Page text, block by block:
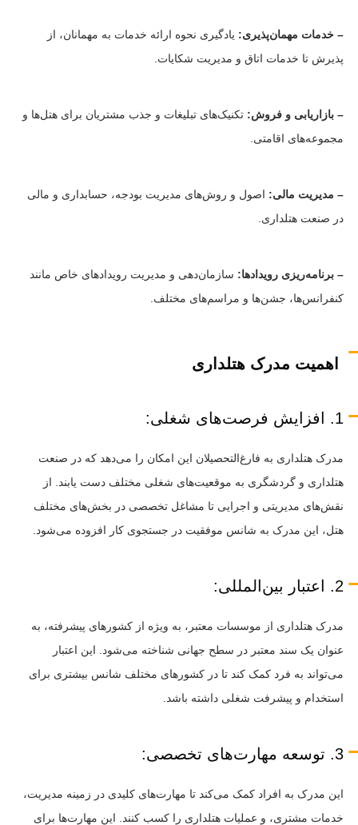
– خدمات مهمان‌پذیری: یادگیری نحوه ارائه خدمات به مهمانان، از
پذیرش تا خدمات اتاق و مدیریت شکایات.
– بازاریابی و فروش: تکنیک‌های تبلیغات و جذب مشتریان برای هتل‌ها و
مجموعه‌های اقامتی.
– مدیریت مالی: اصول و روش‌های مدیریت بودجه، حسابداری و مالی
در صنعت هتلداری.
– برنامه‌ریزی رویدادها: سازمان‌دهی و مدیریت رویدادهای خاص مانند
کنفرانس‌ها، جشن‌ها و مراسم‌های مختلف.
اهمیت مدرک هتلداری
1. افزایش فرصت‌های شغلی:
مدرک هتلداری به فارغ‌التحصیلان این امکان را می‌دهد که در صنعت
هتلداری و گردشگری به موقعیت‌های شغلی مختلف دست یابند. از
نقش‌های مدیریتی و اجرایی تا مشاغل تخصصی در بخش‌های مختلف
هتل، این مدرک به شانس موفقیت در جستجوی کار افزوده می‌شود.
2. اعتبار بین‌المللی:
مدرک هتلداری از موسسات معتبر، به ویژه از کشورهای پیشرفته، به
عنوان یک سند معتبر در سطح جهانی شناخته می‌شود. این اعتبار
می‌تواند به فرد کمک کند تا در کشورهای مختلف شانس بیشتری برای
استخدام و پیشرفت شغلی داشته باشد.
3. توسعه مهارت‌های تخصصی:
این مدرک به افراد کمک می‌کند تا مهارت‌های کلیدی در زمینه مدیریت،
خدمات مشتری، و عملیات هتلداری را کسب کنند. این مهارت‌ها برای